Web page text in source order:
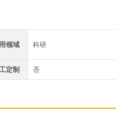
领域 科研
定制 否